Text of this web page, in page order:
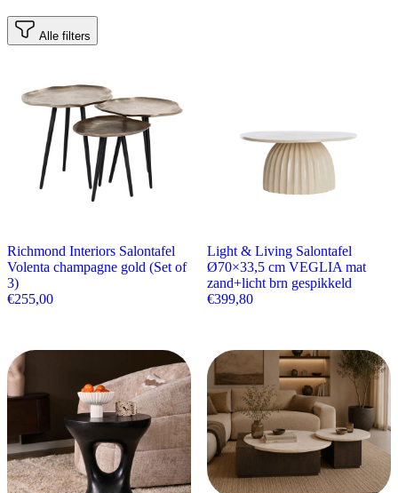
Alle filters
Richmond Interiors Salontafel
Volenta champagne gold (Set of
3)
€255,00
Light & Living Salontafel
Ø70×33,5 cm VEGLIA mat
zand+licht brn gespikkeld
€399,80